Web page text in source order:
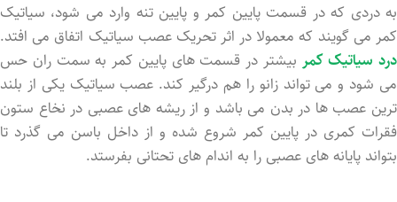
به دردی که در قسمت پایین کمر و پایین تنه وارد می شود، سیاتیک
کمر می گویند که معمولا در اثر تحریک عصب سیاتیک اتفاق می افتد.
درد سیاتیک کمر بیشتر در قسمت های پایین کمر به سمت ران حس
می شود و می تواند زانو را هم درگیر کند. عصب سیاتیک یکی از بلند
ترین عصب ها در بدن می باشد و از ریشه های عصبی در نخاع ستون
فقرات کمری در پایین کمر شروع شده و از داخل باسن می گذرد تا
بتواند پایانه های عصبی را به اندام های تحتانی بفرستد.